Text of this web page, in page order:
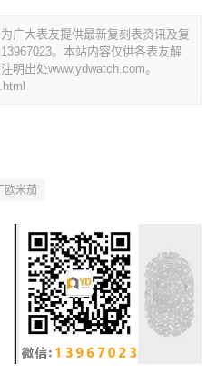
广大表友提供最新复刻表资讯及复
。本站内容仅供各表友解
明出处www.ydwatch.com。
欧米茄